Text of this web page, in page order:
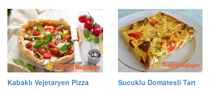
Kabaklı Vejetaryen Pizza Sucuklu Domatesli Tart